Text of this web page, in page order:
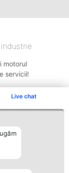
Live chat
motorul
servicii!